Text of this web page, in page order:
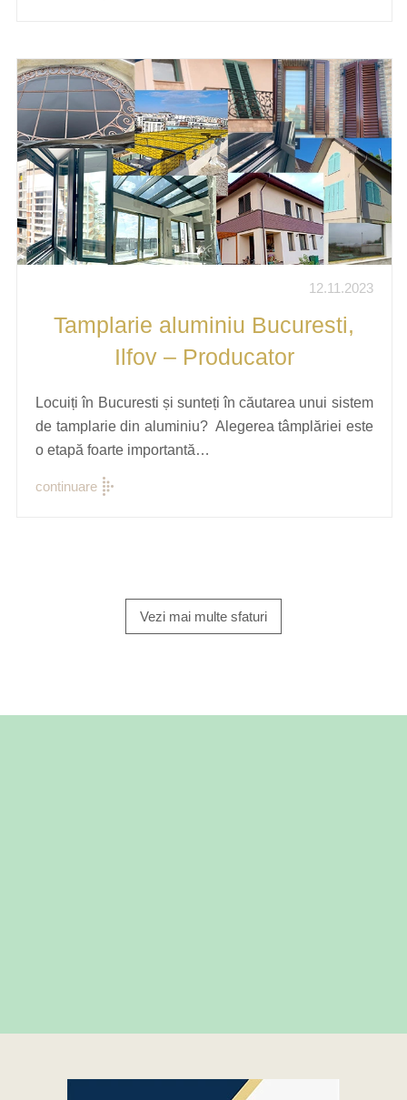
12.11.2023
Tamplarie aluminiu Bucuresti,
Ilfov – Producator
Locuiți în Bucuresti și sunteți în căutarea unui sistem
de tamplarie din aluminiu? Alegerea tâmplăriei este
o etapă foarte importantă…
continuare
Vezi mai multe sfaturi